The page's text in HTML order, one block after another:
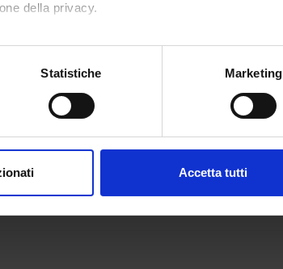
della privacy.
un'approssimazione di qualche metro,
sui cookie.
Statistiche Marketing
Accetta tutti